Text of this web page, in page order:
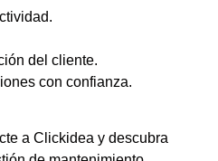
del cliente.
con confianza.
a Clickidea y descubra